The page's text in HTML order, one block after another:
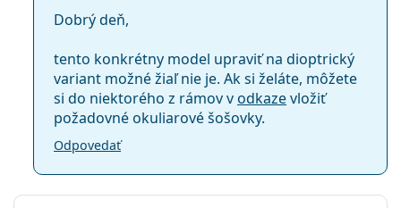
Dobrý deň,
tento konkrétny model upraviť na dioptrický
variant možné žiaľ nie je. Ak si želáte, môžete
si do niektorého z rámov vodkazevložiť
požadovné okuliarové šošovky.
Odpovedať